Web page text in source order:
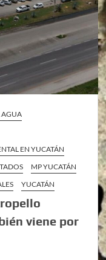
AGUA
EN YUCATÁN
MP YUCATÁN
YUCATÁN
viene por